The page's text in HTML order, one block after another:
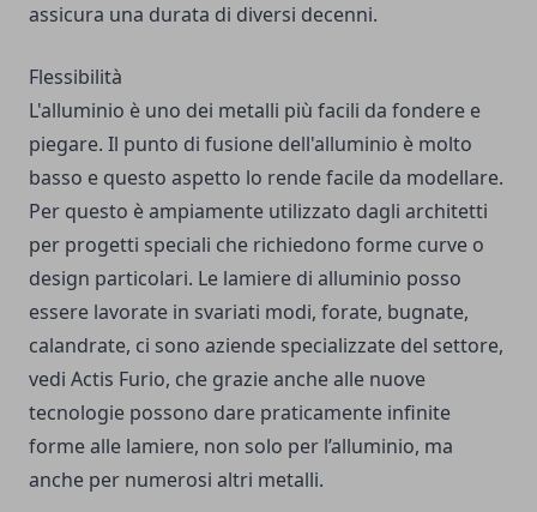
assicura una durata di diversi decenni.
Flessibilità
L'alluminio è uno dei metalli più facili da fondere e
piegare. Il punto di fusione dell'alluminio è molto
basso e questo aspetto lo rende facile da modellare.
Per questo è ampiamente utilizzato dagli architetti
per progetti speciali che richiedono forme curve o
design particolari. Le lamiere di alluminio posso
essere lavorate in svariati modi, forate, bugnate,
calandrate, ci sono aziende specializzate del settore,
vedi Actis Furio, che grazie anche alle nuove
tecnologie possono dare praticamente infinite
forme alle lamiere, non solo per l’alluminio, ma
anche per numerosi altri metalli.